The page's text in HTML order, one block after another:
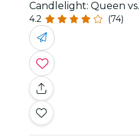
Candlelight: Queen
4.2 (74)